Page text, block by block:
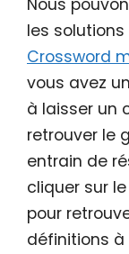
Nous
les
Crossword
vous avez
à laisser un
retrouver le
entrain de
cliquer sur
pour
définitions à